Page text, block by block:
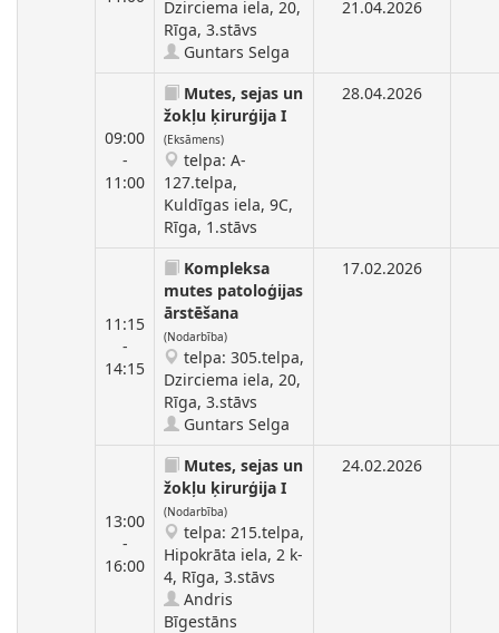
Dzirciema iela, 20,
Rīga, 3.stāvs
Guntars Selga
21.04.2026
09:00
-
11:00
Mutes, sejas un
žokļu ķirurģija I
(Eksāmens)
telpa: A-
127.telpa,
Kuldīgas iela, 9C,
Rīga, 1.stāvs
28.04.2026
11:15
-
14:15
Kompleksa
mutes patoloģijas
ārstēšana
(Nodarbība)
telpa: 305.telpa,
Dzirciema iela, 20,
Rīga, 3.stāvs
Guntars Selga
17.02.2026
13:00
-
16:00
Mutes, sejas un
žokļu ķirurģija I
(Nodarbība)
telpa: 215.telpa,
Hipokrāta iela, 2 k-
4, Rīga, 3.stāvs
Andris
Bīgestāns
24.02.2026